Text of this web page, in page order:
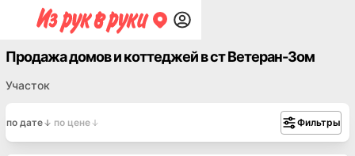
Продажа домов и коттеджей в ст Ветеран-3ом
Участок
по дате по цене Фильтры